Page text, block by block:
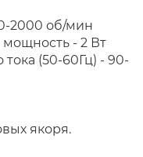
2000 об/мин
- 2 Вт
(50-60Гц) - 90-
якоря.